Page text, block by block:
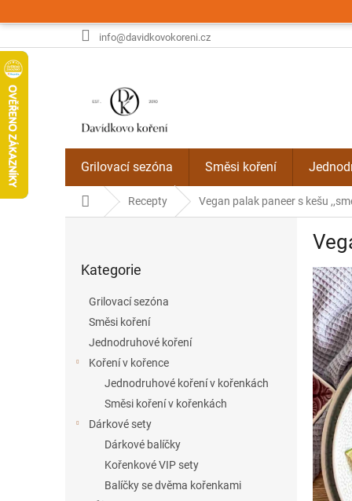
na
info@davidkovokoreni.cz
Grilovací sezóna Směsi koření
Domů Recepty Vegan palak paneer s kešu
kategorie
Kategorie
Grilovací sezóna
Směsi koření
Jednodruhové koření
Koření v kořence
Jednodruhové koření v kořenkách
Směsi koření v kořenkách
Dárkové sety
Dárkové balíčky
Kořenkové VIP sety
Balíčky se dvěma kořenkami